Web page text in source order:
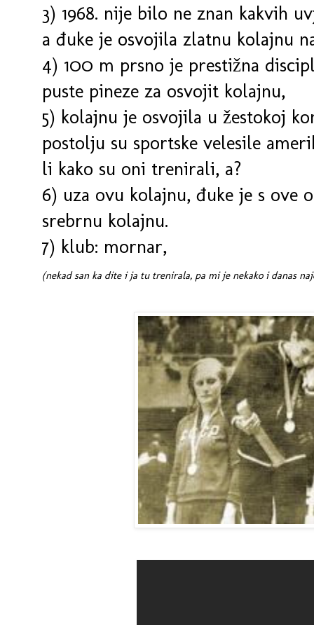
3) 1968. nije bilo ne znan kakvih
a đuke je osvojila zlatnu kolajnu
4) 100 m prsno je prestižna
puste pineze za osvojit kolajnu,
5) kolajnu je osvojila u žestokoj
postolju su sportske velesile
li kako su oni trenirali, a?
6) uza ovu kolajnu, đuke je s ove
srebrnu kolajnu.
7) klub: mornar,
(nekad san ka dite i ja tu trenirala, pa mi je nekako i danas